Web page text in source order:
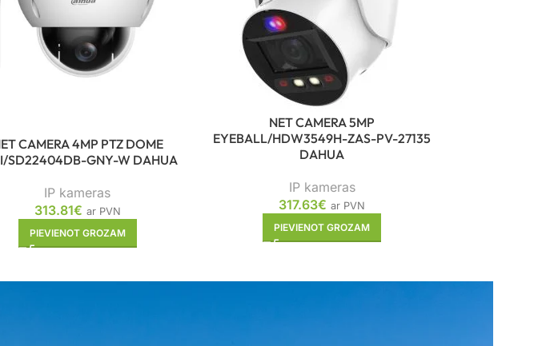
CAMERA 4MP PTZ DOME
SD22404DB-GNY-W DAHUA
IP kameras
313.81€ ar PVN
PIEVIENOT GROZAM
NET CAMERA 5MP
EYEBALL/HDW3549H-ZAS-PV-27135
DAHUA
IP kameras
317.63€ ar PVN
PIEVIENOT GROZAM